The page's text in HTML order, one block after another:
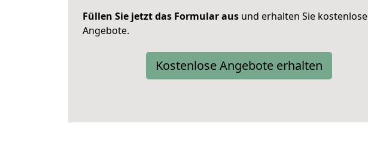
Füllen Sie jetzt das Formular aus und erhalten Sie kostenlose
Angebote.
Kostenlose Angebote erhalten